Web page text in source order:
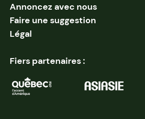
Annoncez avec nous
Faire une suggestion
Légal
Fiers partenaires :